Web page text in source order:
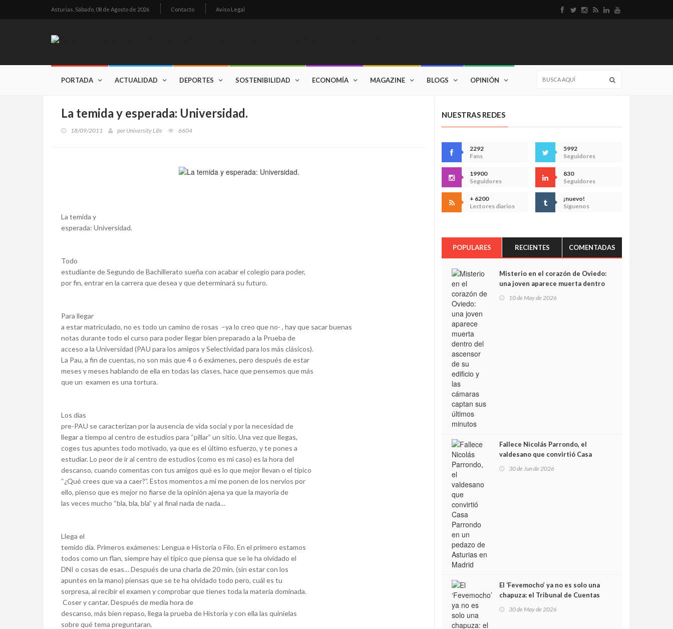
Asturias, Sábado, 08 de Agosto de 2026 Contacto Aviso Legal
PORTADA ACTUALIDAD DEPORTES SOSTENIBILIDAD ECONOMÍA MAGAZINE BLOGS OPINIÓN
La temida y esperada: Universidad.
18/09/2011 por University Life 6604
La temida y
esperada: Universidad.
Todo
estudiante de Segundo de Bachillerato sueña con acabar el colegio para poder,
por fin, entrar en la carrera que desea y que determinará su futuro.
Para llegar
a estar matriculado, no es todo un camino de rosas –ya lo creo que no- , hay que sacar buenas
notas durante todo el curso para poder llegar bien preparado a la Prueba de
acceso a la Universidad (PAU para los amigos y Selectividad para los más clásicos).
La Pau, a fin de cuentas, no son más que 4 o 6 exámenes, pero después de estar
meses y meses hablando de ella en todas las clases, hace que pensemos que más
que un examen es una tortura.
Los días
pre-PAU se caracterizan por la ausencia de vida social y por la necesidad de
llegar a tiempo al centro de estudios para “pillar” un sitio. Una vez que llegas,
coges tus apuntes todo motivado, ya que es el último esfuerzo, y te pones a
estudiar. Lo peor de ir al centro de estudios (como es mi caso) es la hora del
descanso, cuando comentas con tus amigos qué es lo que mejor llevan o el típico
“¿Qué crees que va a caer?”. Estos momentos a mi me ponen de los nervios por
ello, pienso que es mejor no fiarse de la opinión ajena ya que la mayoría de
las veces mucho “bla, bla, bla” y al final nada de nada…
Llega el
temido día. Primeros exámenes: Lengua e Historia o Filo. En el primero estamos
todos como un flan, siempre hay el típico que piensa que se le ha olvidado el
DNI o cosas de esas… Después de una charla de 20 min. (sin estar con los
apuntes en la mano) piensas que se te ha olvidado todo pero, cuál es tu
sorpresa, al recibir el examen y comprobar que tienes toda la materia dominada.
Coser y cantar. Después de media hora de
descanso, más bien repaso, llega la prueba de Historia y con ella las quinielas
sobre qué tema preguntaran.
NUESTRAS REDES
2292
Fans
5992
Seguidores
19900
Seguidores
830
Seguidores
+ 6200
Lectores diarios
¡nuevo!
Síguenos
POPULARES RECIENTES COMENTADAS
Misterio en el corazón de Oviedo:
una joven aparece muerta dentro
cámaras captan sus últimos
10 de May de 2026
Fallece Nicolás Parrondo, el
valdesano que convirtió Casa
30 de Jun de 2026
El ‘Fevemocho’ ya no es solo una
chapuza: el Tribunal de Cuentas
sobrecoste de los trenes que no
30 de May de 2026